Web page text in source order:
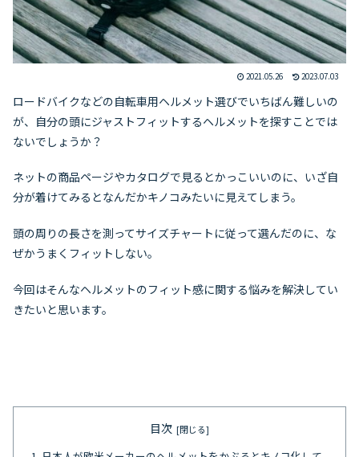
2021.05.26 2023.07.03
ロードバイクなどの自転車用ヘルメット選びでいちばん難しいの
が、自分の頭にジャストフィットするヘルメットを探すことでは
ないでしょうか？
ネットの商品ページやカタログで見るとかっこいいのに、いざ自
分が着けてみるとなんだかキノコみたいに見えてしまう。
頭の周りの長さを測ってサイズチャートに従って選んだのに、な
ぜかうまくフィットしない。
今回はそんなヘルメットのフィット感に関する悩みを解決してい
きたいと思います。
目次